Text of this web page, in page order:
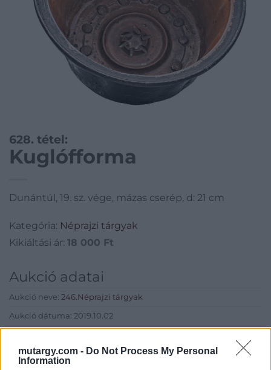
mutargy.com - Do Not Process My Personal
Information
628. tétel:
Kuglófforma
Dunántúl, 19. sz. vége, mázas cserép, d: 21 cm
Kategória: Néprajzi tárgyak
Kikiáltási ár: 18 000 Ft
Aukció adatai
Aukció neve: 246.Néprajzi tárgyak
Aukció dátuma: 2019.10.02
Aukció helye: Budapest, Balaton utca 8.